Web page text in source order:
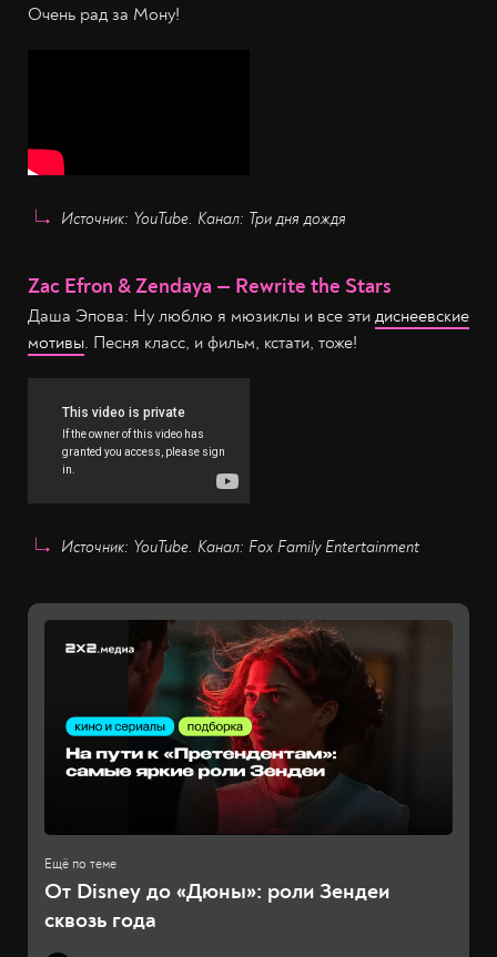
Очень рад за Мону!
Источник: YouTube. Канал: Три дня дождя
Zac Efron & Zendaya — Rewrite the Stars
Даша Эпова: Ну люблю я мюзиклы и все эти диснеевские
мотивы. Песня класс, и фильм, кстати, тоже!
Источник: YouTube. Канал: Fox Family Entertainment
От Disney до «Дюны»: роли Зендеи
сквозь года